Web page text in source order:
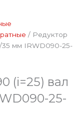
/ Редуктор
35 мм IRWD090-25-
(i=25) вал
25-